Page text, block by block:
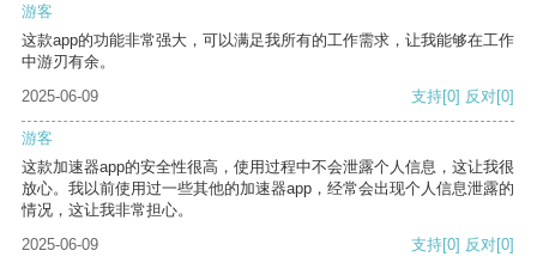
游客
这款app的功能非常强大，可以满足我所有的工作需求，让我能够在工作
中游刃有余。
2025-06-09
支持[0] 反对[0]
游客
这款加速器app的安全性很高，使用过程中不会泄露个人信息，这让我很
放心。我以前使用过一些其他的加速器app，经常会出现个人信息泄露的
情况，这让我非常担心。
2025-06-09
支持[0] 反对[0]